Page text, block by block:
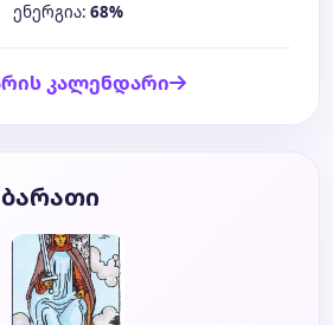
ენერგია: 68%
კალენდარი